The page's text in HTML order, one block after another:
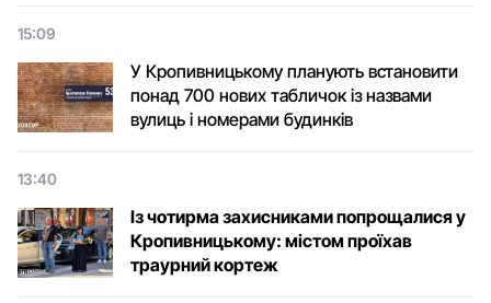
15:09
У Кропивницькому планують встановити
понад 700 нових табличок із назвами
вулиць і номерами будинків
13:40
Із чотирма захисниками попрощалися у
Кропивницькому: містом проїхав
траурний кортеж